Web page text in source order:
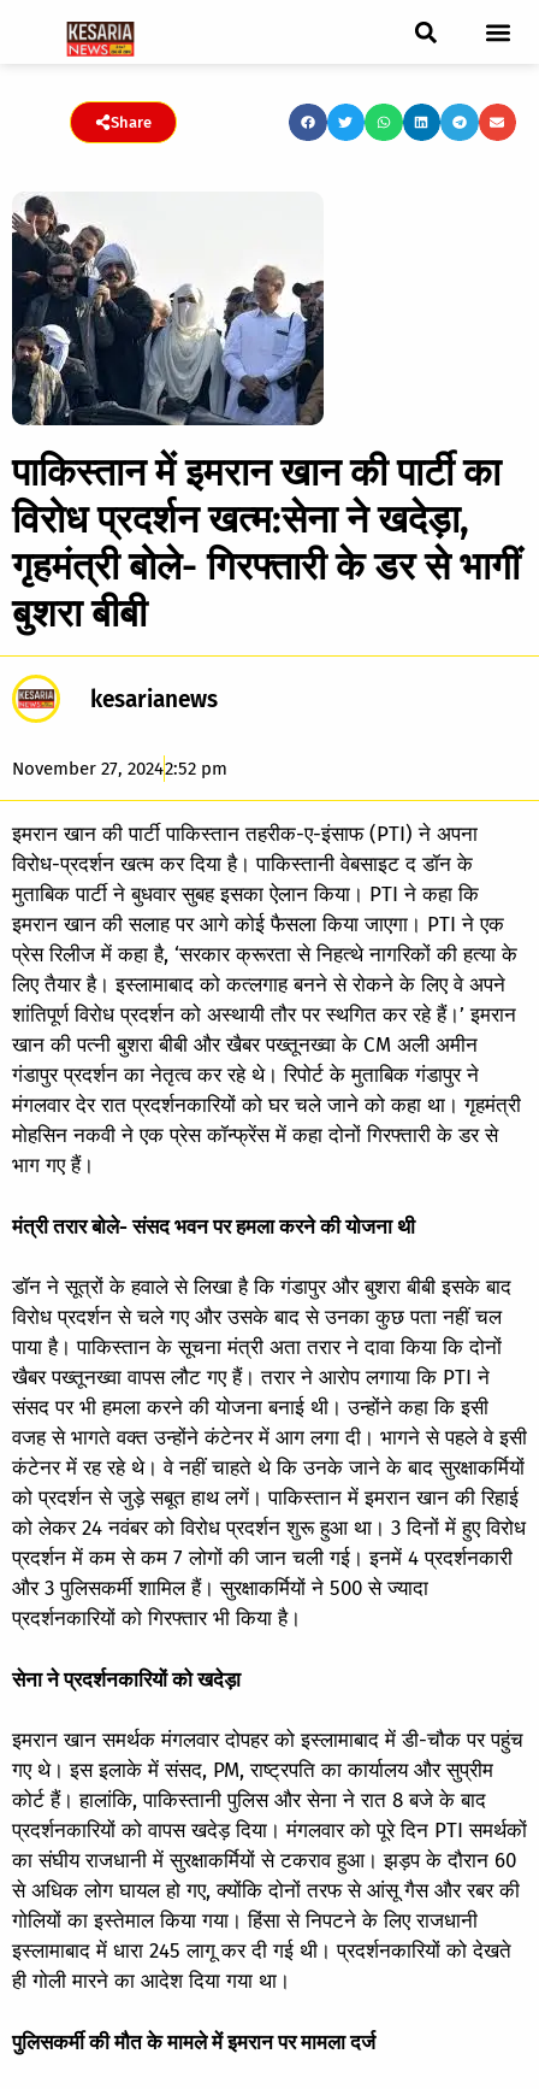
Share
पाकिस्तान में इमरान खान की पार्टी का
विरोध प्रदर्शन खत्म:सेना ने खदेड़ा,
गृहमंत्री बोले- गिरफ्तारी के डर से भागीं
बुशरा बीबी
kesarianews
November 27, 20242:52 pm
इमरान खान की पार्टी पाकिस्तान तहरीक-ए-इंसाफ (PTI) ने अपना
विरोध-प्रदर्शन खत्म कर दिया है। पाकिस्तानी वेबसाइट द डॉन के
मुताबिक पार्टी ने बुधवार सुबह इसका ऐलान किया। PTI ने कहा कि
इमरान खान की सलाह पर आगे कोई फैसला किया जाएगा। PTI ने एक
प्रेस रिलीज में कहा है, ‘सरकार क्रूरता से निहत्थे नागरिकों की हत्या के
लिए तैयार है। इस्लामाबाद को कत्लगाह बनने से रोकने के लिए वे अपने
शांतिपूर्ण विरोध प्रदर्शन को अस्थायी तौर पर स्थगित कर रहे हैं।’ इमरान
खान की पत्नी बुशरा बीबी और खैबर पख्तूनख्वा के CM अली अमीन
गंडापुर प्रदर्शन का नेतृत्व कर रहे थे। रिपोर्ट के मुताबिक गंडापुर ने
मंगलवार देर रात प्रदर्शनकारियों को घर चले जाने को कहा था। गृहमंत्री
मोहसिन नकवी ने एक प्रेस कॉन्फ्रेंस में कहा दोनों गिरफ्तारी के डर से
भाग गए हैं।
मंत्री तरार बोले- संसद भवन पर हमला करने की योजना थी
डॉन ने सूत्रों के हवाले से लिखा है कि गंडापुर और बुशरा बीबी इसके बाद
विरोध प्रदर्शन से चले गए और उसके बाद से उनका कुछ पता नहीं चल
पाया है। पाकिस्तान के सूचना मंत्री अता तरार ने दावा किया कि दोनों
खैबर पख्तूनख्वा वापस लौट गए हैं। तरार ने आरोप लगाया कि PTI ने
संसद पर भी हमला करने की योजना बनाई थी। उन्होंने कहा कि इसी
वजह से भागते वक्त उन्होंने कंटेनर में आग लगा दी। भागने से पहले वे इसी
कंटेनर में रह रहे थे। वे नहीं चाहते थे कि उनके जाने के बाद सुरक्षाकर्मियों
को प्रदर्शन से जुड़े सबूत हाथ लगें। पाकिस्तान में इमरान खान की रिहाई
को लेकर 24 नवंबर को विरोध प्रदर्शन शुरू हुआ था। 3 दिनों में हुए विरोध
प्रदर्शन में कम से कम 7 लोगों की जान चली गई। इनमें 4 प्रदर्शनकारी
और 3 पुलिसकर्मी शामिल हैं। सुरक्षाकर्मियों ने 500 से ज्यादा
प्रदर्शनकारियों को गिरफ्तार भी किया है।
सेना ने प्रदर्शनकारियों को खदेड़ा
इमरान खान समर्थक मंगलवार दोपहर को इस्लामाबाद में डी-चौक पर पहुंच
गए थे। इस इलाके में संसद, PM, राष्ट्रपति का कार्यालय और सुप्रीम
कोर्ट हैं। हालांकि, पाकिस्तानी पुलिस और सेना ने रात 8 बजे के बाद
प्रदर्शनकारियों को वापस खदेड़ दिया। मंगलवार को पूरे दिन PTI समर्थकों
का संघीय राजधानी में सुरक्षाकर्मियों से टकराव हुआ। झड़प के दौरान 60
से अधिक लोग घायल हो गए, क्योंकि दोनों तरफ से आंसू गैस और रबर की
गोलियों का इस्तेमाल किया गया। हिंसा से निपटने के लिए राजधानी
इस्लामाबाद में धारा 245 लागू कर दी गई थी। प्रदर्शनकारियों को देखते
ही गोली मारने का आदेश दिया गया था।
पुलिसकर्मी की मौत के मामले में इमरान पर मामला दर्ज